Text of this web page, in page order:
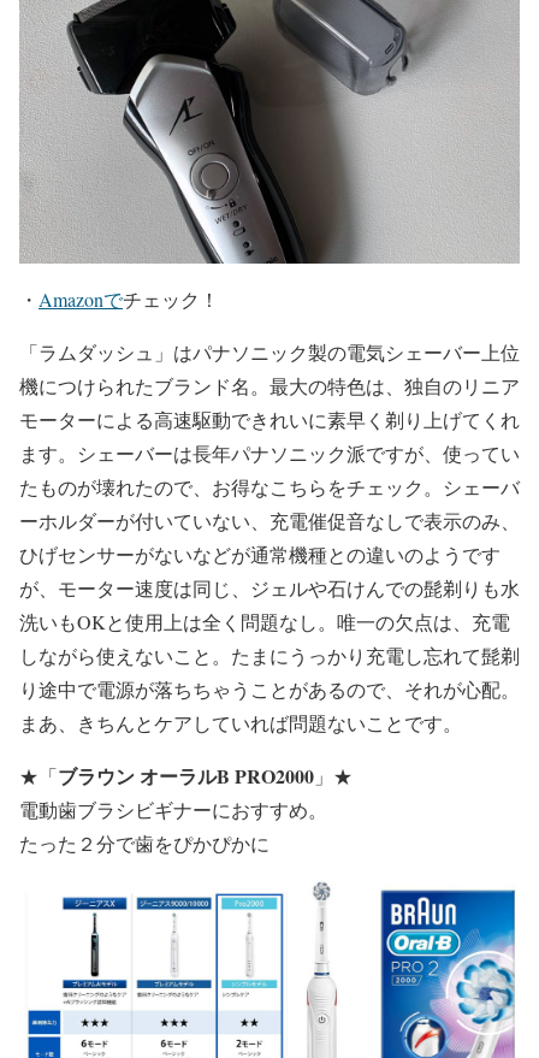
・ Amazonでチェック！
「ラムダッシュ」はパナソニック製の電気シェーバー上位
機につけられたブランド名。最大の特色は、独自のリニア
モーターによる高速駆動できれいに素早く剃り上げてくれ
ます。シェーバーは長年パナソニック派ですが、使ってい
たものが壊れたので、お得なこちらをチェック。シェーバ
ーホルダーが付いていない、充電催促音なしで表示のみ、
ひげセンサーがないなどが通常機種との違いのようです
が、モーター速度は同じ、ジェルや石けんでの髭剃りも水
洗いもOKと使用上は全く問題なし。唯一の欠点は、充電
しながら使えないこと。たまにうっかり充電し忘れて髭剃
り途中で電源が落ちちゃうことがあるので、それが心配。
まあ、きちんとケアしていれば問題ないことです。
★ 「ブラウン オーラルB PRO2000 」 ★
電動歯ブラシビギナーにおすすめ。
たった２分で歯をぴかぴかに